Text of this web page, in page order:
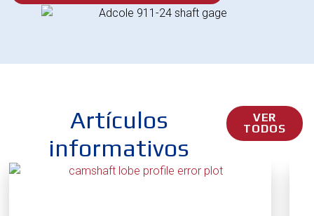
Artículos
informativos
VER
TODOS